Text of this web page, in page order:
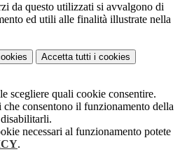
da questo utilizzati si avvalgono di
ed utili alle finalità illustrate nella
Accetta tutti i cookies
scegliere quali cookie consentire.
consentono il funzionamento della
necessari al funzionamento potete
.